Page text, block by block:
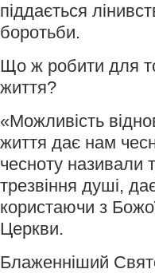
піддається
боротьби.
Що ж робити для
життя?
«Можливість
життя дає нам
чесноту називали
трезвіння душі,
користаючи з
Церкви.
Блаженніший